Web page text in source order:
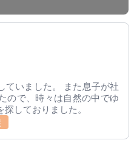
ていました。 また息子が社
ので、時々は自然の中でゆ
しておりました。